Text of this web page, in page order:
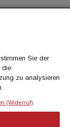
Sie der
die
zu analysieren
(Widerruf)